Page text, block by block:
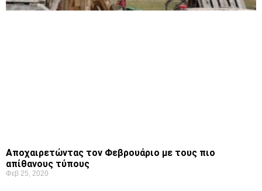
Αποχαιρετώντας τον Φεβρουάριο με τους πιο
απίθανους τύπους
Φεβ 25, 2020